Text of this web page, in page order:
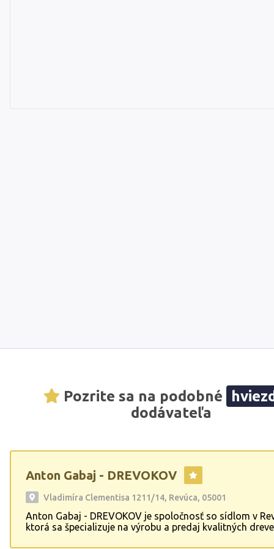
Pozrite sa na podobné
dodávateľa
Anton Gabaj - DREVOKOV
Vladimíra Clementisa 1211/14, Revúca, 05001
Anton Gabaj - DREVOKOV je spoločnosť so sídlom v
ktorá sa špecializuje na výrobu a predaj kvalitných